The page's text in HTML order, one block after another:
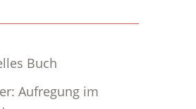
Buch